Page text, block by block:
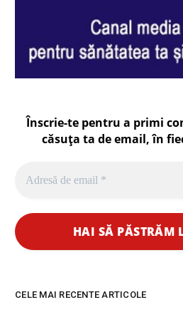
Înscrie-te pentru a primi
căsuța ta de email, în
CELE MAI RECENTE ARTICOLE